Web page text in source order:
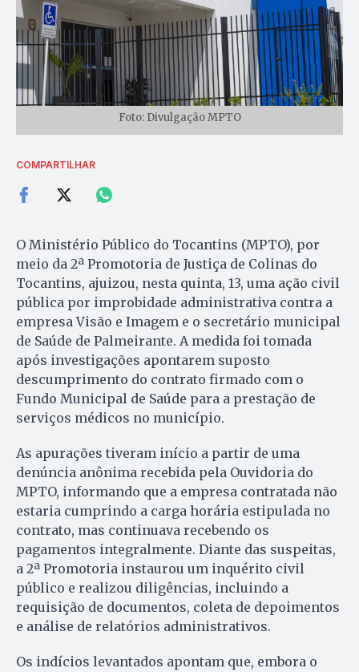
Foto: Divulgação MPTO
COMPARTILHAR
O Ministério Público do Tocantins (MPTO), por
meio da 2ª Promotoria de Justiça de Colinas do
Tocantins, ajuizou, nesta quinta, 13, uma ação civil
pública por improbidade administrativa contra a
empresa Visão e Imagem e o secretário municipal
de Saúde de Palmeirante. A medida foi tomada
após investigações apontarem suposto
descumprimento do contrato firmado com o
Fundo Municipal de Saúde para a prestação de
serviços médicos no município.
As apurações tiveram início a partir de uma
denúncia anônima recebida pela Ouvidoria do
MPTO, informando que a empresa contratada não
estaria cumprindo a carga horária estipulada no
contrato, mas continuava recebendo os
pagamentos integralmente. Diante das suspeitas,
a 2ª Promotoria instaurou um inquérito civil
público e realizou diligências, incluindo a
requisição de documentos, coleta de depoimentos
e análise de relatórios administrativos.
Os indícios levantados apontam que, embora o